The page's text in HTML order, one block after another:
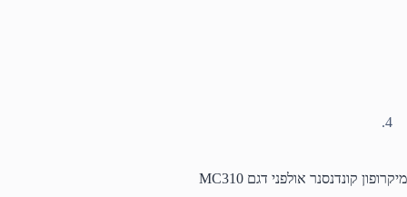
מיקרופון קונדנסנר אולפני דגם MC310